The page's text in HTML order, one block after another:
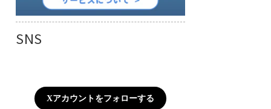
SNS
Xアカウントをフォローする